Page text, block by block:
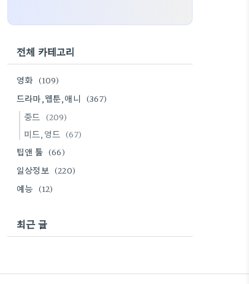
전체 카테고리
영화 (109)
드라마,웹툰,애니 (367)
중드 (209)
미드,영드 (67)
팁앤 툴 (66)
일상정보 (220)
예능 (12)
최근 글